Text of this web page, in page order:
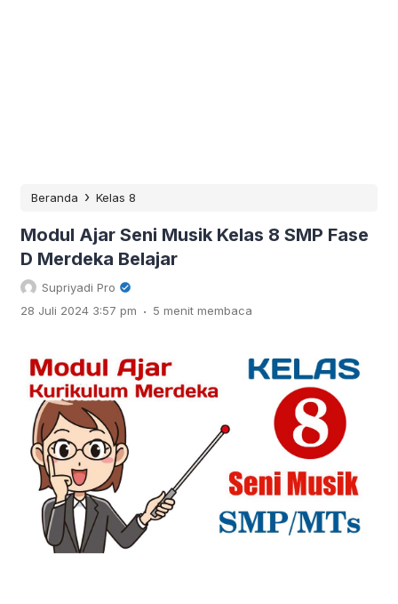
Beranda › Kelas 8
Modul Ajar Seni Musik Kelas 8 SMP Fase
D Merdeka Belajar
Supriyadi Pro
28 Juli 2024 3:57 pm . 5 menit membaca